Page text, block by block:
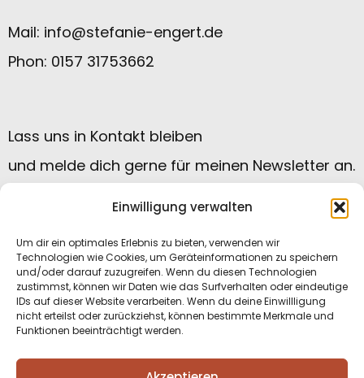
Einwilligung verwalten
Um dir ein optimales Erlebnis zu bieten, verwenden wir
Technologien wie Cookies, um Geräteinformationen zu speichern
und/oder darauf zuzugreifen. Wenn du diesen Technologien
zustimmst, können wir Daten wie das Surfverhalten oder eindeutige
IDs auf dieser Website verarbeiten. Wenn du deine Einwillligung
nicht erteilst oder zurückziehst, können bestimmte Merkmale und
Funktionen beeinträchtigt werden.
Mail: info@stefanie-engert.de
Phon: 0157 31753662
Lass uns in Kontakt bleiben
und melde dich gerne für meinen Newsletter an.
Datenschutzerklärung|Impressum